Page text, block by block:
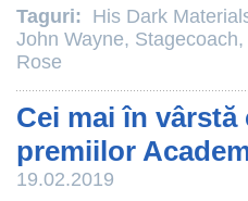
Taguri: His Dark
John Wayne, Stagecoach,
Rose
Cei mai în
premiilor
19.02.2019